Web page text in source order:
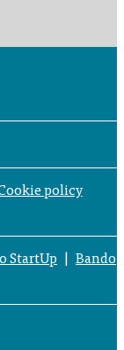
policy
StartUp
Bando